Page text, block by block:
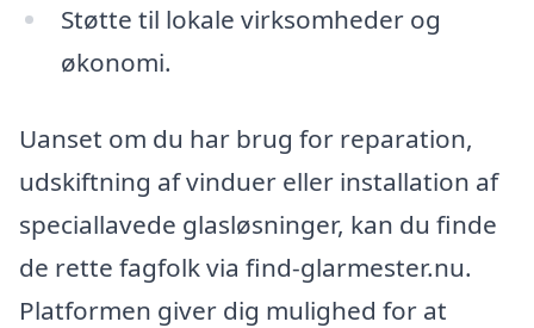
Støtte til lokale virksomheder og
økonomi.
Uanset om du har brug for reparation,
udskiftning af vinduer eller installation af
speciallavede glasløsninger, kan du finde
de rette fagfolk via find-glarmester.nu.
Platformen giver dig mulighed for at